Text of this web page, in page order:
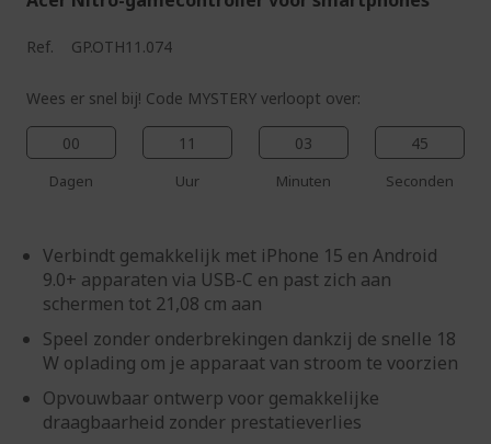
Ref. GP.OTH11.074
Wees er snel bij! Code MYSTERY verloopt over:
00
Dagen
11
Uur
03
Minuten
44
Seconden
Verbindt gemakkelijk met iPhone 15 en Android
9.0+ apparaten via USB-C en past zich aan
schermen tot 21,08 cm aan
Speel zonder onderbrekingen dankzij de snelle 18
W oplading om je apparaat van stroom te voorzien
Opvouwbaar ontwerp voor gemakkelijke
draagbaarheid zonder prestatieverlies